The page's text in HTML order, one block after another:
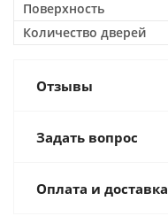
Поверхность
Количество дверей
Отзывы
Задать вопрос
Оплата и доставка